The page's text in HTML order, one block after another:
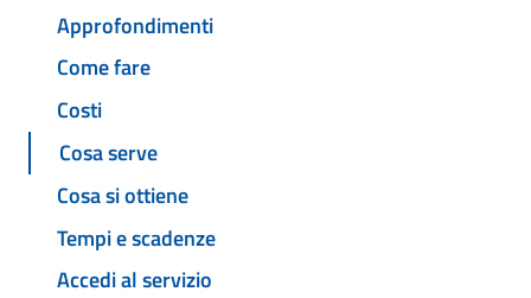
Approfondimenti
Come fare
Costi
Cosa serve
Cosa si ottiene
Tempi e scadenze
Accedi al servizio